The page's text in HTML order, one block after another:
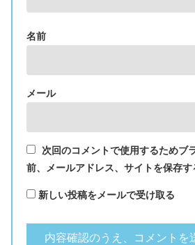
名前
メール
次回のコメントで使用するためブ
前、メールアドレス、サイトを保存す
新しい投稿をメールで受け取る